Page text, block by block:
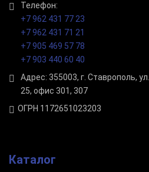
Телефон:
+7 962 431 77 23
+7 962 431 71 21
+7 905 469 57 78
+7 903 440 60 40
Адрес: 355003, г. Ставрополь,
25, офис 301, 307
ОГРН 1172651023203
Каталог